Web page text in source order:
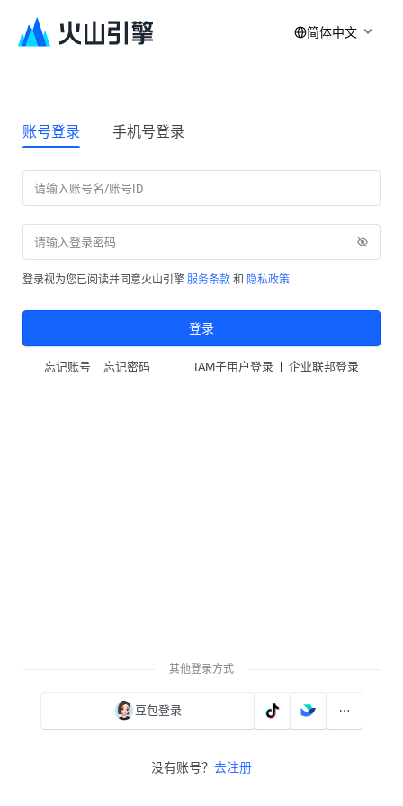
简体中文
账号登录 手机号登录
登录视为您已阅读并同意火山引擎 服务条款 和 隐私政策
登录
忘记账号 忘记密码 IAM子用户登录 | 企业联邦登录
其他登录方式
豆包登录
没有账号？ 去注册